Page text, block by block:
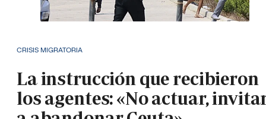
CRISIS MIGRATORIA
La instrucción que recibieron
los agentes: «No actuar,